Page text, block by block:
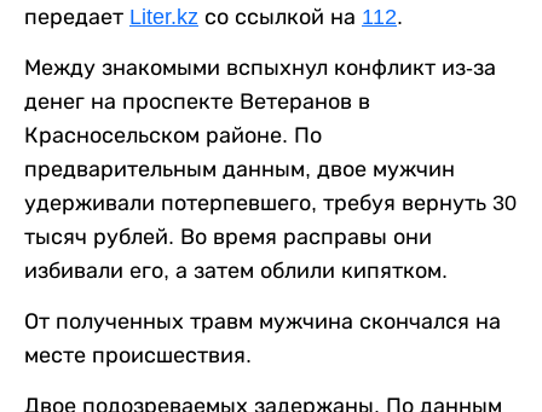
передает Liter.kz со ссылкой на 112.
Между знакомыми вспыхнул конфликт из-за
денег на проспекте Ветеранов в
Красносельском районе. По
предварительным данным, двое мужчин
удерживали потерпевшего, требуя вернуть 30
тысяч рублей. Во время расправы они
избивали его, а затем облили кипятком.
От полученных травм мужчина скончался на
месте происшествия.
Двое подозреваемых задержаны. По данным